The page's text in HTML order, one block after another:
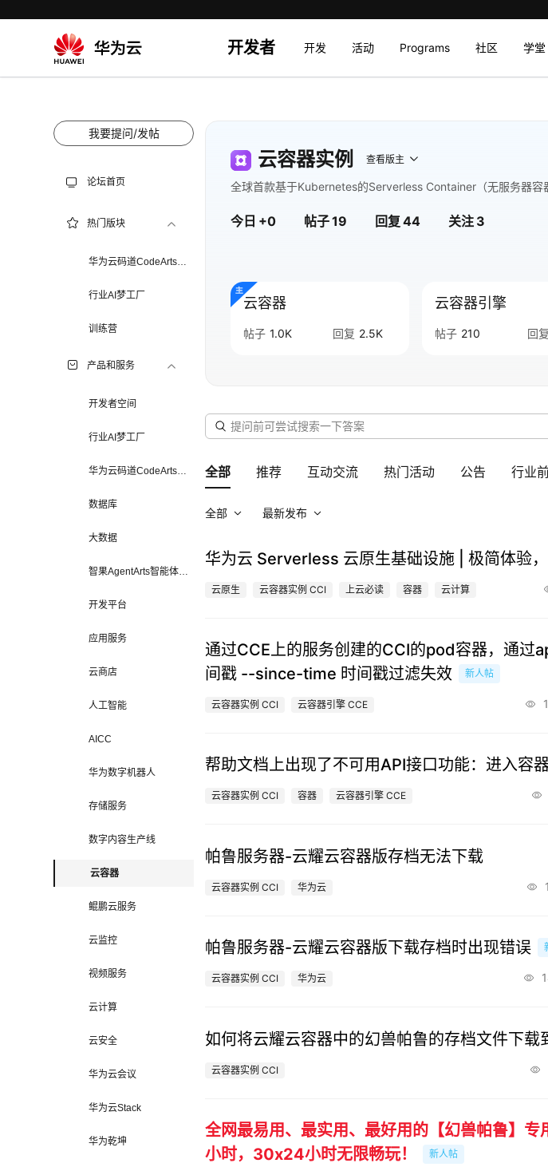
开发者 开发 活动 Programs 社区 学堂
我要提问/发帖
论坛首页
热门版块
华为云码道CodeArts代
行业AI梦工厂
训练营
产品和服务
开发者空间
行业AI梦工厂
华为云码道CodeArts代
数据库
大数据
智果AgentArts智能体平
开发平台
应用服务
云商店
人工智能
AICC
华为数字机器人
存储服务
数字内容生产线
云容器
鲲鹏云服务
云监控
视频服务
云计算
云安全
华为云会议
华为云Stack
华为乾坤
云容器实例 查看版主
全球首款基于Kubernetes的Serverless Container（无服务器
今日 +0 帖子19 回复 44 关注 3
云容器
帖子 1.0K 回复 2.5K
云容器引擎
帖子 210 回复
全部 推荐 互动交流 热门活动 公告 行业
全部 最新发布
华为云 Serverless 云原生基础设施 | 极简体验
云原生 云容器实例 CCI 上云必读 容器 云计算
通过CCE上的服务创建的CCI的pod容器，通
间戳 --since-time 时间戳过滤失效
新人帖
云容器实例 CCI 云容器引擎 CCE
帮助文档上出现了不可用API接口功能：进入容
云容器实例 CCI 容器 云容器引擎 CCE
帕鲁服务器-云耀云容器版存档无法下载
云容器实例 CCI 华为云
帕鲁服务器-云耀云容器版下载存档时出现错误
云容器实例 CCI 华为云
如何将云耀云容器中的幻兽帕鲁的存档文件下载
云容器实例 CCI
全网最易用、最实用、最好用的【幻兽帕鲁】
小时，30x24小时无限畅玩！
新人帖